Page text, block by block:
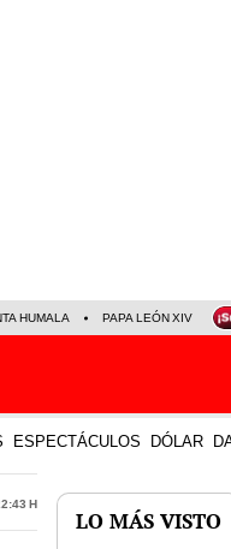
HUMALA PAPA LEÓN XIV
ESPECTÁCULOS DÓLAR
h
LO MÁS VISTO